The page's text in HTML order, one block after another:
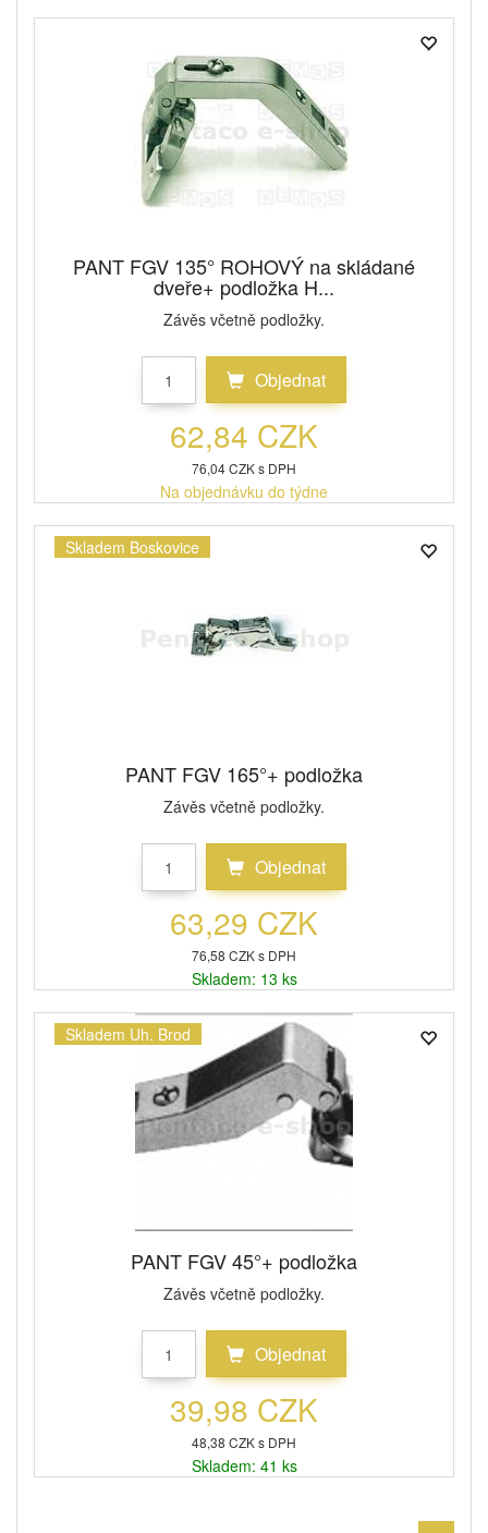
PANT FGV 135° ROHOVÝ na skládané
dveře+ podložka H...
Závěs včetně podložky.
Objednat
62,84 CZK
76,04 CZK s DPH
Na objednávku do týdne
Skladem Boskovice
PANT FGV 165°+ podložka
Závěs včetně podložky.
Objednat
63,29 CZK
76,58 CZK s DPH
Skladem: 13 ks
Skladem Uh. Brod
PANT FGV 45°+ podložka
Závěs včetně podložky.
Objednat
39,98 CZK
48,38 CZK s DPH
Skladem: 41 ks